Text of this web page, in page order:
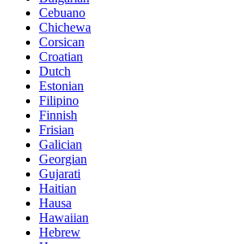
Cebuano
Chichewa
Corsican
Croatian
Dutch
Estonian
Filipino
Finnish
Frisian
Galician
Georgian
Gujarati
Haitian
Hausa
Hawaiian
Hebrew